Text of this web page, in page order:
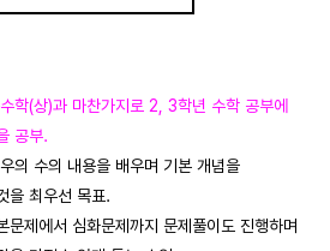
학(상)과 마찬가지로 2, 3학년 수학 공부에
공부.
의 수의 내용을 배우며 기본 개념을
을 최우선 목표.
문제에서 심화문제까지 문제풀이도 진행하며